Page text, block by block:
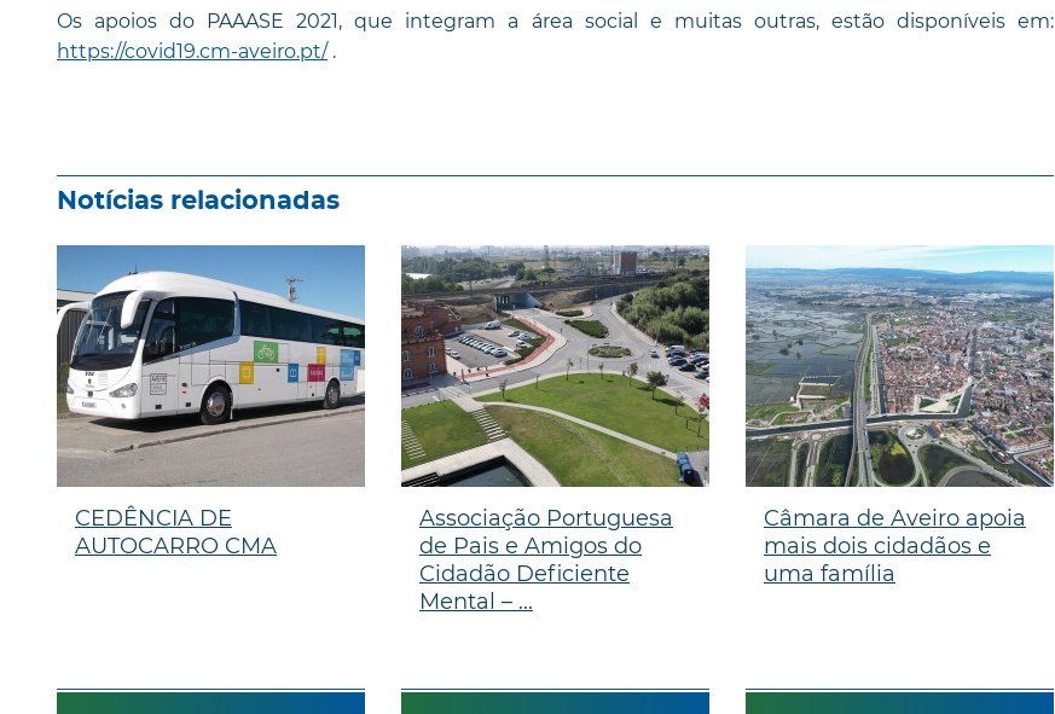
Os apoios do PAAASE 2021, que integram a área social e muitas outras, estão disponíveis em:
https://covid19.cm-aveiro.pt/.
Notícias relacionadas
CEDÊNCIA DE
AUTOCARRO CMA
Associação Portuguesa
de Pais e Amigos do
Cidadão Deficiente
Mental – ...
Câmara de Aveiro apoia
mais dois cidadãos e
uma família